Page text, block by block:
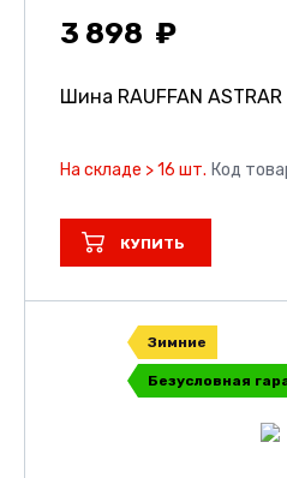
3 898
Шина RAUFFAN ASTRAR
На складе > 16 шт. Код
КУПИТЬ
Зимние
Безусловная